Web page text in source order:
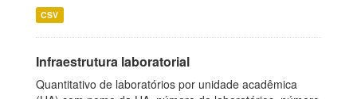
CSV
Infraestrutura laboratorial
Quantitativo de laboratórios por unidade acadêmica